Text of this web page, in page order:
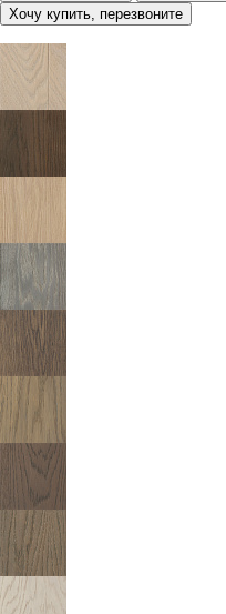
Хочу купить, перезвоните